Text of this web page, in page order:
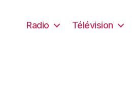
Radio Télévision